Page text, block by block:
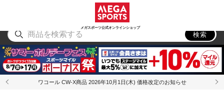
メガスポーツ公式オンラインショップ
アウトドア
検索
ワコール CW-X商品 2026年10月1日(木) 価格改定のお知らせ